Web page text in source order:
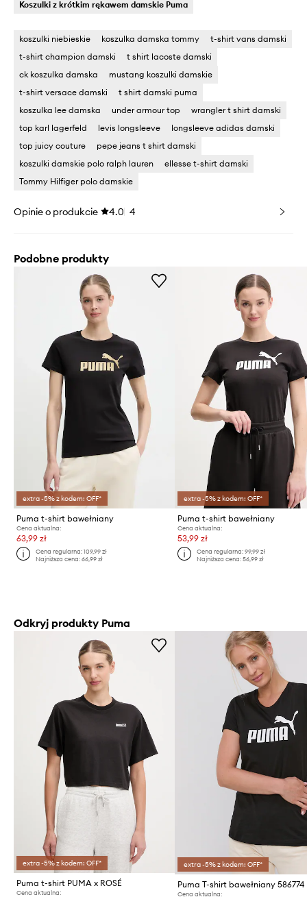
Koszulki z krótkim rękawem damskie Puma
koszulki niebieskie koszulka damska tommy
t-shirt vans damski
t-shirt champion damski
t shirt lacoste damski
ck koszulka damska
mustang koszulki damskie
t-shirt versace damski
t shirt damski puma
koszulka lee damska
under armour top
wrangler t shirt damski
top karl lagerfeld
levis longsleeve
longsleeve adidas damski
top juicy couture
pepe jeans t shirt damski
koszulki damskie polo ralph lauren
ellesse t-shirt damski
Tommy Hilfiger polo damskie
Opinie o produkcie 4.0 4
Podobne produkty
extra -5% z kodem: OFF*
Puma t-shirt bawełniany
Cena aktualna:
63,99 zł
Cena regularna:109,99 zł
Najniższa cena:66,99 zł
extra -5% z kodem: OFF*
Puma t-shirt bawełniany
Cena aktualna:
53,99 zł
Cena regularna: 99,99 zł
Najniższa cena: 56,99 zł
Odkryj produkty Puma
extra -5% z kodem: OFF*
Puma t-shirt PUMA x ROSÉ
Cena aktualna:
extra -5% z kodem: OFF*
Puma T-shirt bawełniany 586774
Cena aktualna: